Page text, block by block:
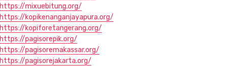
https://mixuebitung.org/
https://kopikenanganjayapura.org/
https://kopiforetangerang.org/
https://pagisorepik.org/
https://pagisoremakassar.org/
https://pagisorejakarta.org/